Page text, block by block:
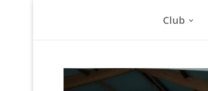
Club